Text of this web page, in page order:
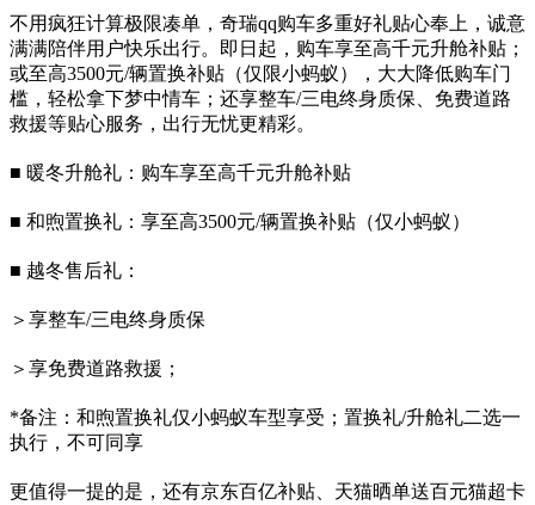
不用疯狂计算极限凑单，奇瑞qq购车多重好礼贴心奉上，诚意
满满陪伴用户快乐出行。即日起，购车享至高千元升舱补贴；
或至高3500元/辆置换补贴（仅限小蚂蚁），大大降低购车门
槛，轻松拿下梦中情车；还享整车/三电终身质保、免费道路
救援等贴心服务，出行无忧更精彩。
■ 暖冬升舱礼：购车享至高千元升舱补贴
■ 和煦置换礼：享至高3500元/辆置换补贴（仅小蚂蚁）
■ 越冬售后礼：
＞享整车/三电终身质保
＞享免费道路救援；
*备注：和煦置换礼仅小蚂蚁车型享受；置换礼/升舱礼二选一
执行，不可同享
更值得一提的是，还有京东百亿补贴、天猫晒单送百元猫超卡